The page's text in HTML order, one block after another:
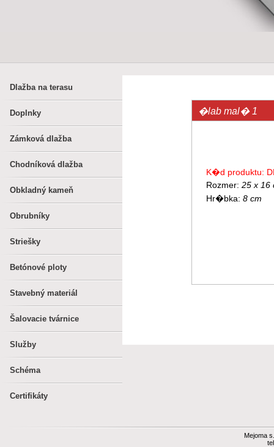
Dlažba na terasu
Doplnky
Zámková dlažba
Chodníková dlažba
Obkladný kameň
Obrubníky
Striešky
Betónové ploty
Stavebný materiál
Šalovacie tvárnice
Služby
Schéma
Certifikáty
�lab mal� 1
K�d produktu:
Rozmer: 25 x 16
Hr�bka: 8 cm
Mejoma